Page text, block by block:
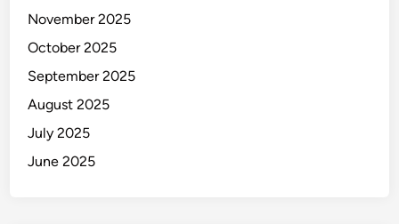
November 2025
October 2025
September 2025
August 2025
July 2025
June 2025